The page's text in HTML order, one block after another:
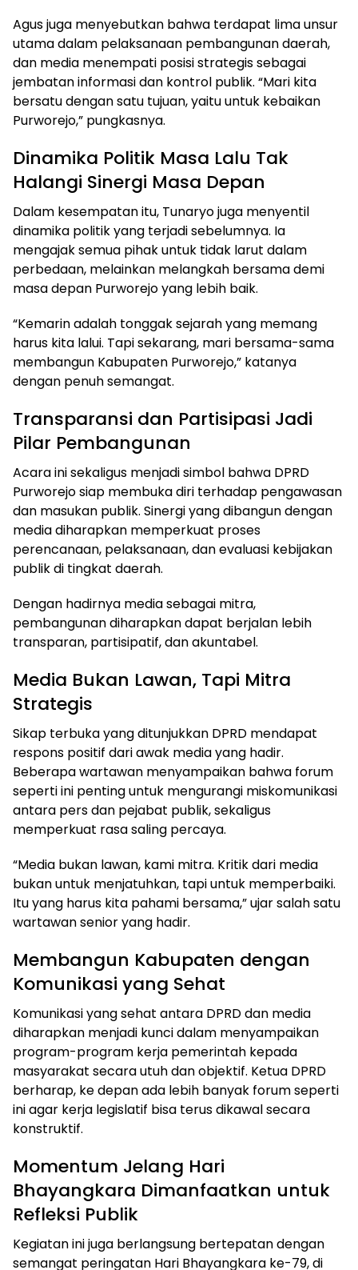
Agus juga menyebutkan bahwa terdapat lima unsur
utama dalam pelaksanaan pembangunan daerah,
dan media menempati posisi strategis sebagai
jembatan informasi dan kontrol publik. “Mari kita
bersatu dengan satu tujuan, yaitu untuk kebaikan
Purworejo,” pungkasnya.
Dinamika Politik Masa Lalu Tak
Halangi Sinergi Masa Depan
Dalam kesempatan itu, Tunaryo juga menyentil
dinamika politik yang terjadi sebelumnya. Ia
mengajak semua pihak untuk tidak larut dalam
perbedaan, melainkan melangkah bersama demi
masa depan Purworejo yang lebih baik.
“Kemarin adalah tonggak sejarah yang memang
harus kita lalui. Tapi sekarang, mari bersama-sama
membangun Kabupaten Purworejo,” katanya
dengan penuh semangat.
Transparansi dan Partisipasi Jadi
Pilar Pembangunan
Acara ini sekaligus menjadi simbol bahwa DPRD
Purworejo siap membuka diri terhadap pengawasan
dan masukan publik. Sinergi yang dibangun dengan
media diharapkan memperkuat proses
perencanaan, pelaksanaan, dan evaluasi kebijakan
publik di tingkat daerah.
Dengan hadirnya media sebagai mitra,
pembangunan diharapkan dapat berjalan lebih
transparan, partisipatif, dan akuntabel.
Media Bukan Lawan, Tapi Mitra
Strategis
Sikap terbuka yang ditunjukkan DPRD mendapat
respons positif dari awak media yang hadir.
Beberapa wartawan menyampaikan bahwa forum
seperti ini penting untuk mengurangi miskomunikasi
antara pers dan pejabat publik, sekaligus
memperkuat rasa saling percaya.
“Media bukan lawan, kami mitra. Kritik dari media
bukan untuk menjatuhkan, tapi untuk memperbaiki.
Itu yang harus kita pahami bersama,” ujar salah satu
wartawan senior yang hadir.
Membangun Kabupaten dengan
Komunikasi yang Sehat
Komunikasi yang sehat antara DPRD dan media
diharapkan menjadi kunci dalam menyampaikan
program-program kerja pemerintah kepada
masyarakat secara utuh dan objektif. Ketua DPRD
berharap, ke depan ada lebih banyak forum seperti
ini agar kerja legislatif bisa terus dikawal secara
konstruktif.
Momentum Jelang Hari
Bhayangkara Dimanfaatkan untuk
Refleksi Publik
Kegiatan ini juga berlangsung bertepatan dengan
semangat peringatan Hari Bhayangkara ke-79, di